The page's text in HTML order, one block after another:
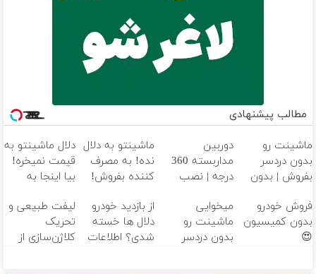
مطالب پیشنهادی
ماشینت رو
بدون دردسر
بفروش | بدون
دوربین
مداربسته 360
درجه | نصب
ماشینتو به دلال
نده! به مصرف
کننده بفروش!
یک تماس
دلال ماشینتو به
قیمت نمیخره!
بیا اینجا به
بفروش*فقط
خریدار واقعی*
فروش خودرو
بدون کمیسیون
😍
میخوایی
ماشینت رو
بدون دردسر
از بازدید خودرو
دلال ها خسته
شدی؟ اطلاعات
لیفت طبیعی و
تحریک
کلاژن‌سازی از